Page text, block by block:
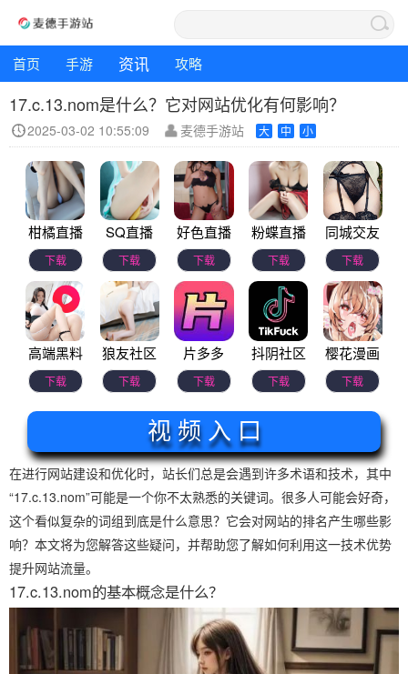
首页 手游 资讯 攻略
17.c.13.nom是什么？它对网站优化有何影响？
2025-03-02 10:55:09 麦德手游站 大 中 小
柑橘直播
下载
SQ直播
下载
好色直播
下载
粉蝶直播
下载
同城交友
下载
高端黑料
下载
狼友社区
下载
片多多
下载
抖阴社区
下载
樱花漫画
下载
视 频 入 口
在进行网站建设和优化时，站长们总是会遇到许多术语和技术，其中
“17.c.13.nom”可能是一个你不太熟悉的关键词。很多人可能会好奇，
这个看似复杂的词组到底是什么意思？它会对网站的排名产生哪些影
响？本文将为您解答这些疑问，并帮助您了解如何利用这一技术优势
提升网站流量。
17.c.13.nom的基本概念是什么？